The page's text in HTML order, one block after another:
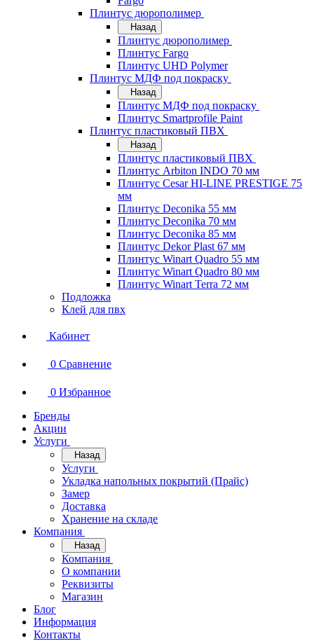
Плинтус дюрополимер
Назад
Плинтус дюрополимер
Плинтус Fargo
Плинтус UHD Polymer
Плинтус МДФ под покраску
Назад
Плинтус МДФ под покраску
Плинтус Smartprofile Paint
Плинтус пластиковый ПВХ
Назад
Плинтус пластиковый ПВХ
Плинтус Arbiton INDO 70 мм
Плинтус Cesar HI-LINE PRESTIGE 75
мм
Плинтус Deconika 55 мм
Плинтус Deconika 70 мм
Плинтус Deconika 85 мм
Плинтус Dekor Plast 67 мм
Плинтус Winart Quadro 55 мм
Плинтус Winart Quadro 80 мм
Плинтус Winart Terra 72 мм
Подложка
Клей для пвх
Кабинет
0 Сравнение
0 Избранное
Бренды
Акции
Услуги
Назад
Услуги
Укладка напольных покрытий (Прайс)
Замер
Доставка
Хранение на складе
Компания
Назад
Компания
О компании
Реквизиты
Магазин
Блог
Информация
Контакты